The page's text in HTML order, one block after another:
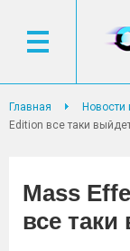
Главная Новости
Edition все таки
Mass
все